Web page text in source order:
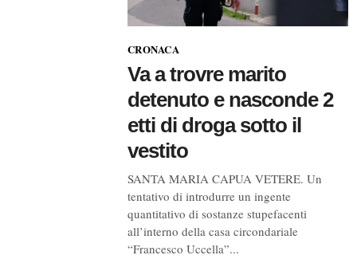
CRONACA
Va a trovre marito
detenuto e nasconde 2
etti di droga sotto il
vestito
SANTA MARIA CAPUA VETERE. Un
tentativo di introdurre un ingente
quantitativo di sostanze stupefacenti
all’interno della casa circondariale
“Francesco Uccella”...